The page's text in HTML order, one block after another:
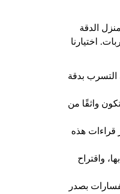
الدقة
اختيارنا
التسرب بدقة
واثقًا من
قراءات هذه
واقتراح
بصدر